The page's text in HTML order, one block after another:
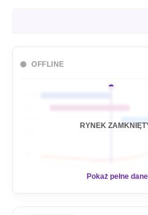
OFFLINE
RYNEK
Pokaż pełne